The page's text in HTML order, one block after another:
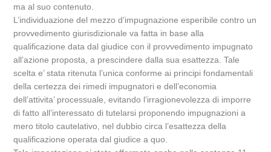
ma al suo contenuto.
L’individuazione del mezzo d’impugnazione esperibile contro un
provvedimento giurisdizionale va fatta in base alla
qualificazione data dal giudice con il provvedimento impugnato
all’azione proposta, a prescindere dalla sua esattezza. Tale
scelta e’ stata ritenuta l’unica conforme ai principi fondamentali
della certezza dei rimedi impugnatori e dell’economia
dell’attivita’ processuale, evitando l’irragionevolezza di imporre
di fatto all’interessato di tutelarsi proponendo impugnazioni a
mero titolo cautelativo, nel dubbio circa l’esattezza della
qualificazione operata dal giudice a quo.